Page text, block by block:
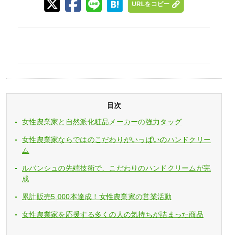
URLをコピー
目次
女性農業家と自然派化粧品メーカーの強力タッグ
女性農業家ならではのこだわりがいっぱいのハンドクリー
ム
ルバンシュの先端技術で、こだわりのハンドクリームが完
成
累計販売5,000本達成！女性農業家の営業活動
女性農業家を応援する多くの人の気持ちが詰まった商品